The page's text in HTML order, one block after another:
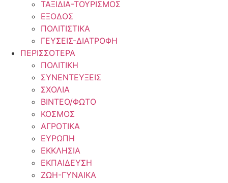
ΤΑΞΙΔΙΑ-ΤΟΥΡΙΣΜΟΣ
ΕΞΟΔΟΣ
ΠΟΛΙΤΙΣΤΙΚΑ
ΓΕΥΣΕΙΣ-ΔΙΑΤΡΟΦΗ
ΠΕΡΙΣΣΟΤΕΡΑ
ΠΟΛΙΤΙΚΗ
ΣΥΝΕΝΤΕΥΞΕΙΣ
ΣΧΟΛΙΑ
ΒΙΝΤΕΟ/ΦΩΤΟ
ΚΟΣΜΟΣ
ΑΓΡΟΤΙΚΑ
ΕΥΡΩΠΗ
ΕΚΚΛΗΣΙΑ
ΕΚΠΑΙΔΕΥΣΗ
ΖΩΗ-ΓΥΝΑΙΚΑ